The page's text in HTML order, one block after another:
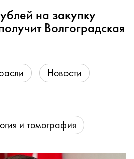
на закупку
Волгоградская
Новости
и томография